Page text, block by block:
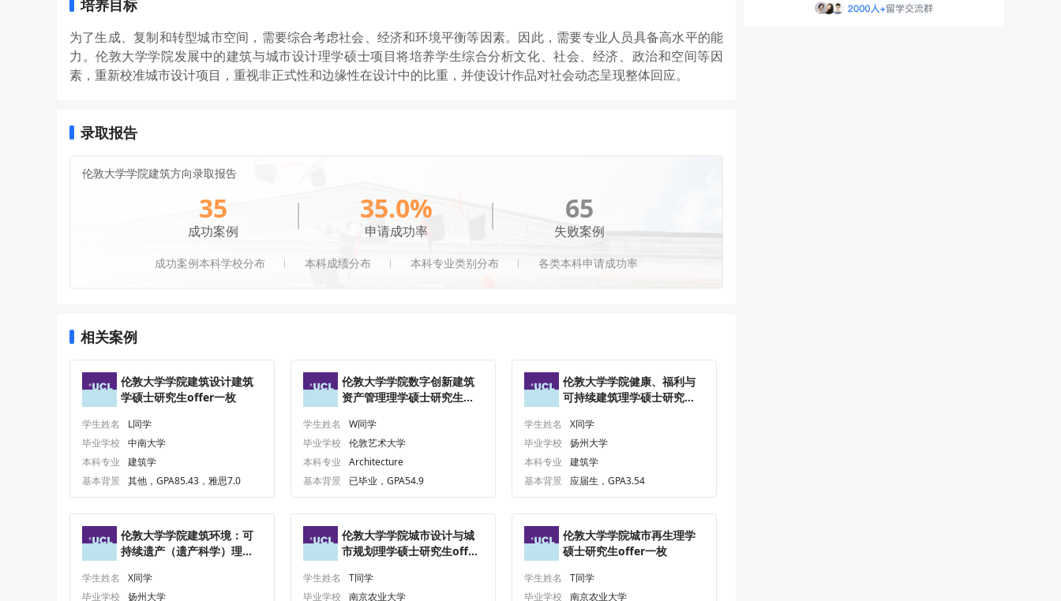
培养目标
为了生成、复制和转型城市空间，需要综合考虑社会、经济和环境平衡等因素。因此，需要专业人员具备高水平的能
力。伦敦大学学院发展中的建筑与城市设计理学硕士项目将培养学生综合分析文化、社会、经济、政治和空间等因
素，重新校准城市设计项目，重视非正式性和边缘性在设计中的比重，并使设计作品对社会动态呈现整体回应。
录取报告
伦敦大学学院建筑方向录取报告
35
成功案例
35.0%
申请成功率
65
失败案例
成功案例本科学校分布 本科成绩分布 本科专业类别分布 各类本科申请成功率
相关案例
伦敦大学学院建筑设计建筑
学硕士研究生offer一枚
学生姓名
L同学
毕业学校
中南大学
本科专业
建筑学
基本背景
其他，GPA85.43，雅思7.0
伦敦大学学院数字创新建筑
资产管理理学硕士研究生
学生姓名
W同学
毕业学校
伦敦艺术大学
本科专业
Architecture
基本背景
已毕业，GPA54.9
伦敦大学学院健康、福利与
可持续建筑理学硕士研究生
学生姓名
X同学
毕业学校
扬州大学
本科专业
建筑学
基本背景
应届生，GPA3.54
伦敦大学学院建筑环境：可
持续遗产（遗产科学）理学
学生姓名
X同学
毕业学校
扬州大学
伦敦大学学院城市设计与城
市规划理学硕士研究生offer
学生姓名
T同学
毕业学校
南京农业大学
伦敦大学学院城市再生理学
硕士研究生offer一枚
学生姓名
T同学
毕业学校
南京农业大学